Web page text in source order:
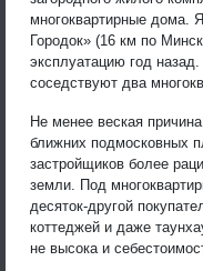
многоквартирные дома.
Городок» (16 км по
эксплуатацию год
соседствуют два
Не менее веская
ближних подмосковных
застройщиков более
земли. Под
десяток-другой
коттеджей и даже
не высока и